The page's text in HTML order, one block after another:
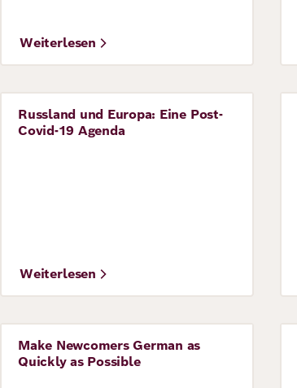
Weiterlesen
Perspective
Russland und Europa: Eine Post-
Covid-19 Agenda
Weiterlesen
Perspective
Make Newcomers German as
Quickly as Possible